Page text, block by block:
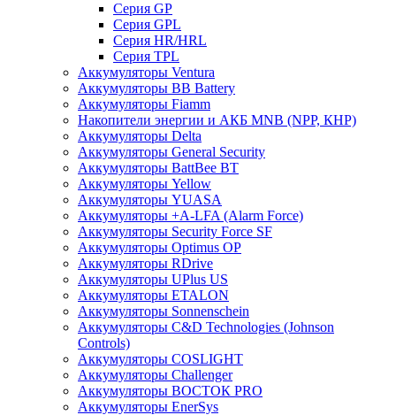
Cерия GP
Серия GPL
Серия HR/HRL
Серия TPL
Аккумуляторы Ventura
Аккумуляторы BB Battery
Аккумуляторы Fiamm
Накопители энергии и АКБ MNB (NPP, КНР)
Аккумуляторы Delta
Аккумуляторы General Security
Аккумуляторы BattBee BT
Аккумуляторы Yellow
Аккумуляторы YUASA
Аккумуляторы +A-LFA (Alarm Force)
Аккумуляторы Security Force SF
Аккумуляторы Optimus OP
Аккумуляторы RDrive
Аккумуляторы UPlus US
Аккумуляторы ETALON
Аккумуляторы Sonnenschein
Аккумуляторы С&D Technologies (Johnson
Controls)
Аккумуляторы COSLIGHT
Аккумуляторы Challenger
Аккумуляторы ВОСТОК PRO
Аккумуляторы EnerSys